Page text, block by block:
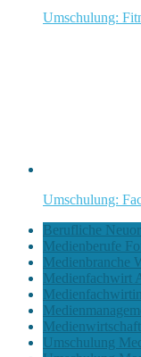
Umschulung:
Umschulung:
Berufliche
Medienberufe
Medienbranche
Medienfachwirt
Umschulung